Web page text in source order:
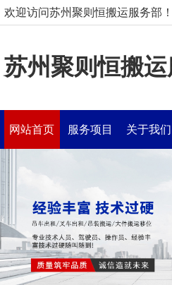
欢迎访问苏州聚则恒搬运服务部！
苏州聚则恒搬
网站首页 服务项目 关于我们